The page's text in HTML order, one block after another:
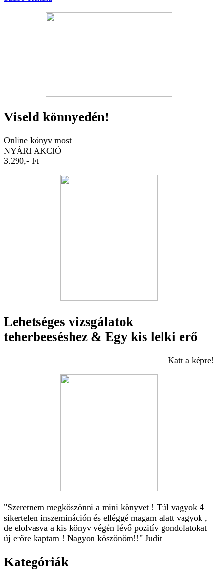
Viseld könnyedén!
Online könyv most
NYÁRI AKCIÓ
3.290,- Ft
Lehetséges vizsgálatok
teherbeeséshez & Egy kis lelki erő
Katt a képre!
"Szeretném megköszönni a mini könyvet ! Túl vagyok 4
sikertelen inszemináción és elléggé magam alatt vagyok ,
de elolvasva a kis könyv végén lévő pozitív gondolatokat
új erőre kaptam ! Nagyon köszönöm!!" Judit
Kategóriák